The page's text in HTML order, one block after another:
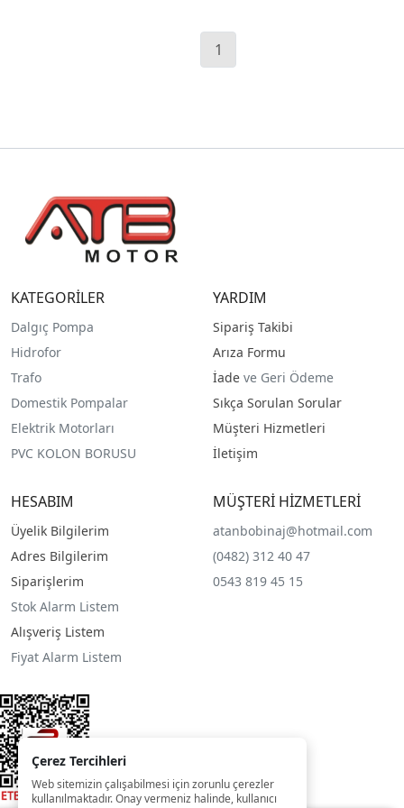
1
KATEGORİLER
Dalgıç Pompa
Hidrofor
Trafo
Domestik Pompalar
Elektrik Motorları
PVC KOLON BORUSU
YARDIM
Sipariş Takibi
Arıza Formu
İade ve Geri Ödeme
Sıkça Sorulan Sorular
Müşteri Hizmetleri
İletişim
HESABIM
Üyelik Bilgilerim
Adres Bilgilerim
Siparişlerim
Stok Alarm Listem
Alışveriş Listem
Fiyat Alarm Listem
MÜŞTERİ HİZMETLERİ
atanbobinaj@hotmail.com
(0482) 312 40 47
0543 819 45 15
Çerez Tercihleri
Web sitemizin çalışabilmesi için zorunlu çerezler
kullanılmaktadır. Onay vermeniz halinde, kullanıcı